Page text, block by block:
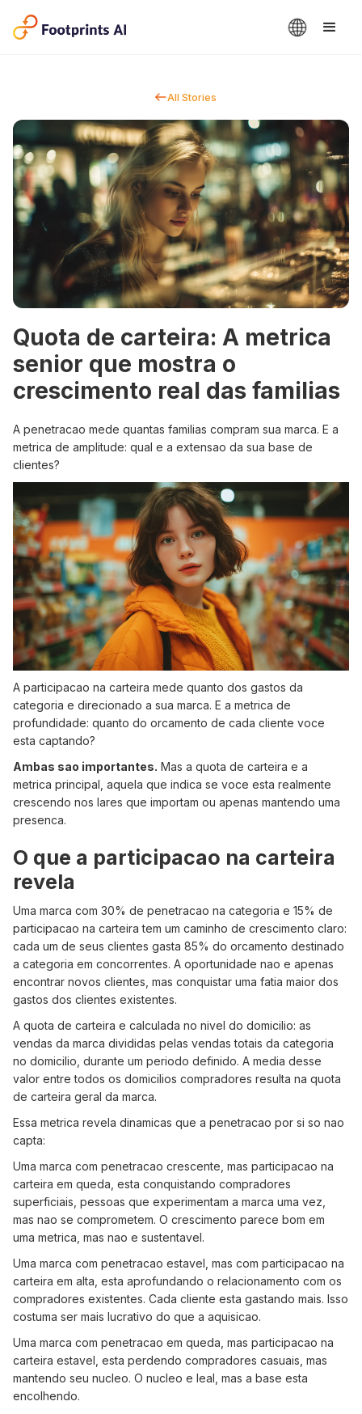
All Stories
Quota de carteira: A metrica
senior que mostra o
crescimento real das familias
A penetracao mede quantas familias compram sua marca. E a
metrica de amplitude: qual e a extensao da sua base de
clientes?
A participacao na carteira mede quanto dos gastos da
categoria e direcionado a sua marca. E a metrica de
profundidade: quanto do orcamento de cada cliente voce
esta captando?
Ambas sao importantes. Mas a quota de carteira e a
metrica principal, aquela que indica se voce esta realmente
crescendo nos lares que importam ou apenas mantendo uma
presenca.
O que a participacao na carteira
revela
Uma marca com 30% de penetracao na categoria e 15% de
participacao na carteira tem um caminho de crescimento claro:
cada um de seus clientes gasta 85% do orcamento destinado
a categoria em concorrentes. A oportunidade nao e apenas
encontrar novos clientes, mas conquistar uma fatia maior dos
gastos dos clientes existentes.
A quota de carteira e calculada no nivel do domicilio: as
vendas da marca divididas pelas vendas totais da categoria
no domicilio, durante um periodo definido. A media desse
valor entre todos os domicilios compradores resulta na quota
de carteira geral da marca.
Essa metrica revela dinamicas que a penetracao por si so nao
capta:
Uma marca com penetracao crescente, mas participacao na
carteira em queda, esta conquistando compradores
superficiais, pessoas que experimentam a marca uma vez,
mas nao se comprometem. O crescimento parece bom em
uma metrica, mas nao e sustentavel.
Uma marca com penetracao estavel, mas com participacao na
carteira em alta, esta aprofundando o relacionamento com os
compradores existentes. Cada cliente esta gastando mais. Isso
costuma ser mais lucrativo do que a aquisicao.
Uma marca com penetracao em queda, mas participacao na
carteira estavel, esta perdendo compradores casuais, mas
mantendo seu nucleo. O nucleo e leal, mas a base esta
encolhendo.